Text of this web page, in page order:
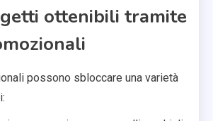
ottenibili tramite
possono sbloccare una varietà